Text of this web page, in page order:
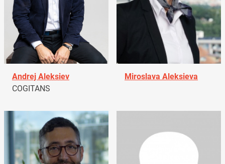
Andrej Aleksiev
COGITANS
Miroslava Aleksieva